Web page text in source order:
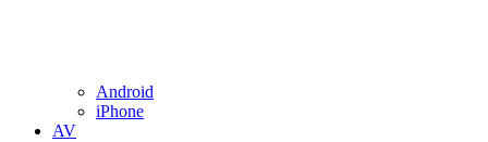
Android
iPhone
AV